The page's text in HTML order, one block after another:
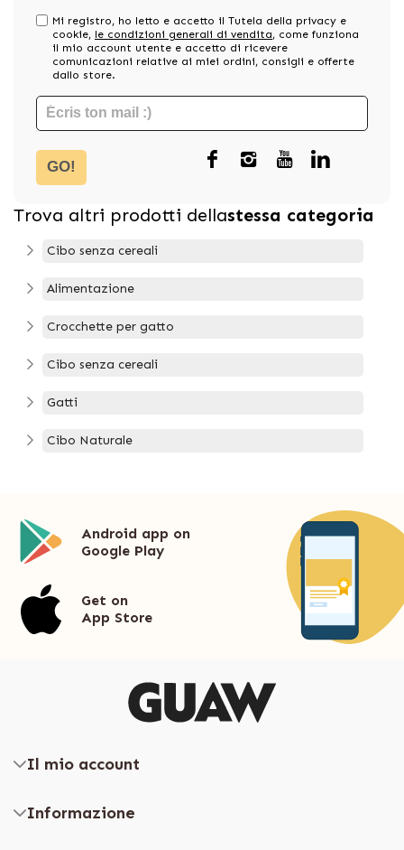
Mi registro, ho letto e accetto il Tutela della privacy e
cookie, le condizioni generali di vendita, come funziona
il mio account utente e accetto di ricevere
comunicazioni relative ai miei ordini, consigli e offerte
dallo store.
GO!
Trova altri prodotti dellastessa categoria
Cibo senza cereali
Alimentazione
Crocchette per gatto
Cibo senza cereali
Gatti
Cibo Naturale
Android app on
Google Play
Get on
App Store
Il mio account
Informazione